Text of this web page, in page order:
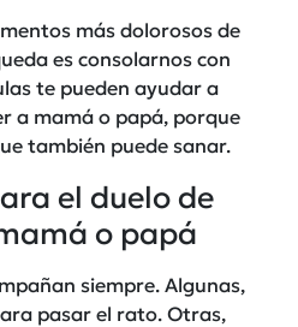
más dolorosos de
es consolarnos con
te pueden ayudar a
a mamá o papá, porque
también puede sanar.
el duelo de
o papá
siempre. Algunas,
pasar el rato. Otras,